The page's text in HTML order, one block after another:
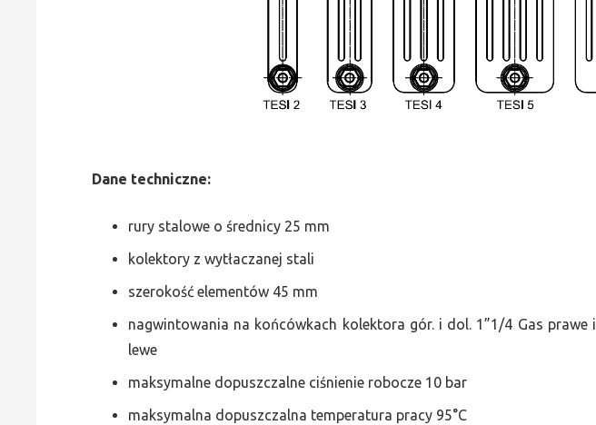
Dane techniczne:
rury stalowe o średnicy 25 mm
kolektory z wytłaczanej stali
szerokość elementów 45 mm
nagwintowania na końcówkach kolektora gór. i dol. 1”1/4 Gas prawe i
lewe
maksymalne dopuszczalne ciśnienie robocze 10 bar
maksymalna dopuszczalna temperatura pracy 95°C